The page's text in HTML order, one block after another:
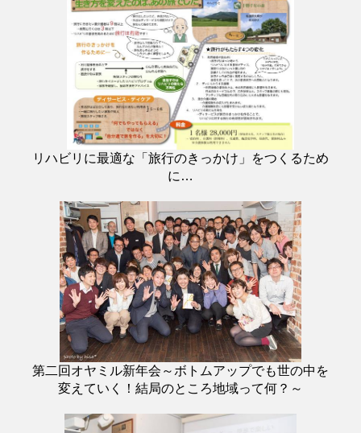
リハビリに最適な「旅行のきっかけ」をつくるため
に…
第二回オヤミル新年会～ボトムアップでも世の中を
変えていく！結局のところ地域って何？～